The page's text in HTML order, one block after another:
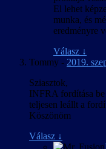
El lehet
munka, és
eredményre
Válasz ↓
Tommy - 2019.
Sziasztok,
INFRA fordítása be
teljesen leállt a
Köszönöm
Válasz ↓